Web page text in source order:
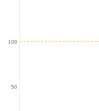
50
100 KHỎE